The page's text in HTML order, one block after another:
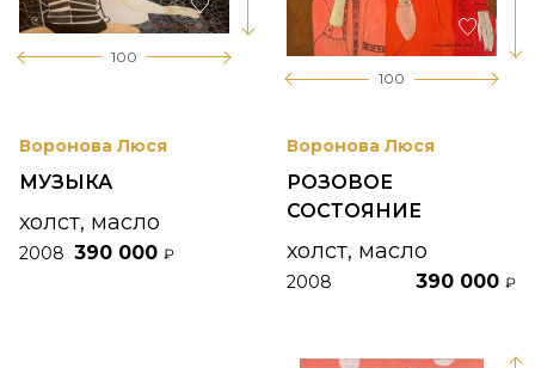
100
Воронова Люся
МУЗЫКА
холст, масло
2008 390 000 ₽
100
Воронова Люся
РОЗОВОЕ
СОСТОЯНИЕ
холст, масло
2008 390 000 ₽